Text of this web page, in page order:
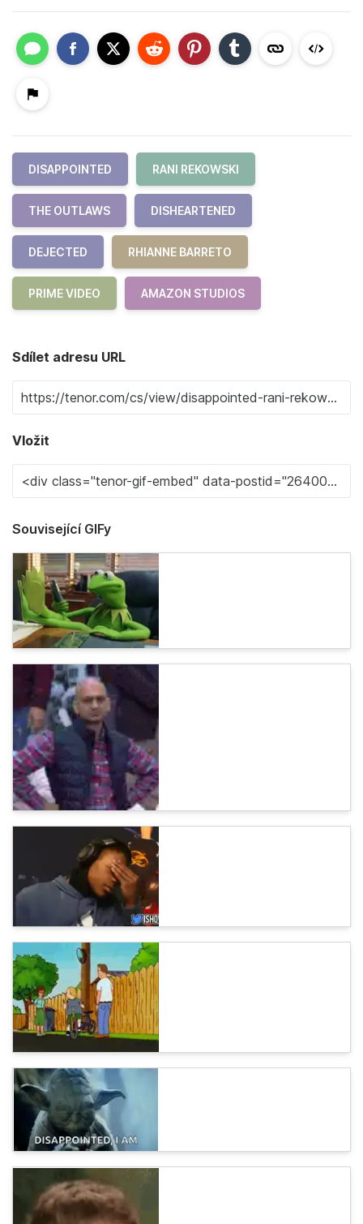
DISAPPOINTED RANI REKOWSKI
THE OUTLAWS DISHEARTENED
DEJECTED RHIANNE BARRETO
PRIME VIDEO AMAZON STUDIOS
Sdílet adresu URL
Vložit
Související GIFy